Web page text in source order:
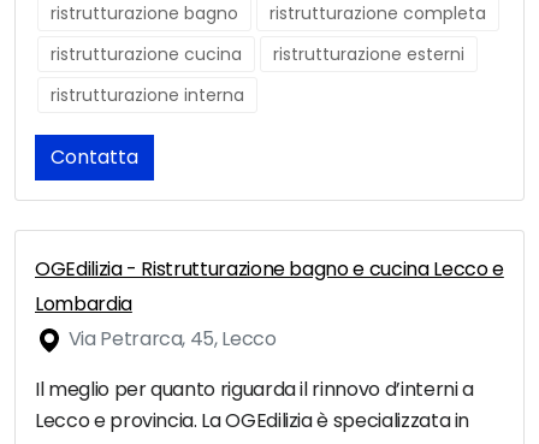
ristrutturazione bagno
ristrutturazione completa
ristrutturazione cucina
ristrutturazione esterni
ristrutturazione interna
Contatta
OGEdilizia - Ristrutturazione bagno e cucina Lecco e
Lombardia
Via Petrarca, 45, Lecco
Il meglio per quanto riguarda il rinnovo d’interni a
Lecco e provincia. La OGEdilizia è specializzata in